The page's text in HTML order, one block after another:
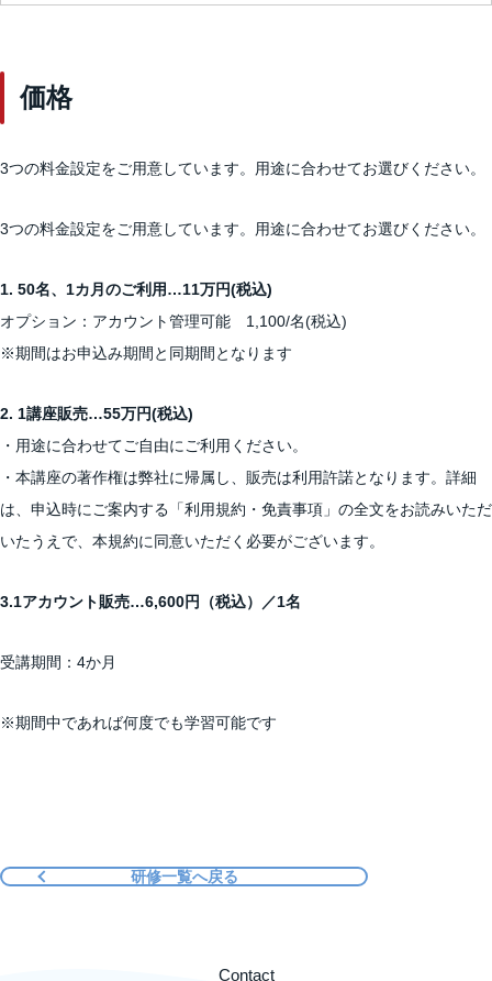
価格
3つの料金設定をご用意しています。用途に合わせてお選びください。
3つの料金設定をご用意しています。用途に合わせてお選びください。
1. 50名、1カ月のご利用…11万円(税込)
オプション：アカウント管理可能 1,100/名(税込)
※期間はお申込み期間と同期間となります
2. 1講座販売…55万円(税込)
・用途に合わせてご自由にご利用ください。
・本講座の著作権は弊社に帰属し、販売は利用許諾となります。詳細
は、申込時にご案内する「利用規約・免責事項」の全文をお読みいただ
いたうえで、本規約に同意いただく必要がございます。
3.1アカウント販売…6,600円（税込）／1名
受講期間：4か月
※期間中であれば何度でも学習可能です
研修一覧へ戻る
Contact